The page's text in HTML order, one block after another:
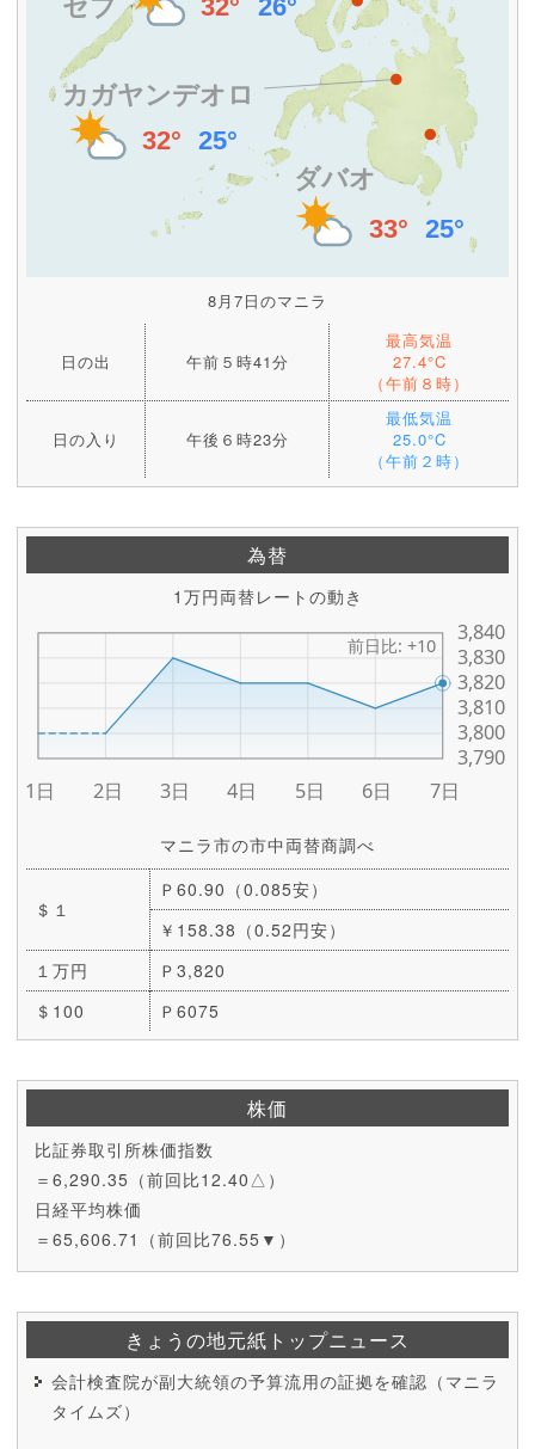
8月7日のマニラ
日の出 午前５時41分
最高気温
27.4°C
（午前８時）
日の入り 午後６時23分
最低気温
25.0°C
（午前２時）
為替
1万円両替レートの動き
マニラ市の市中両替商調べ
＄１
Ｐ60.90（0.085安）
￥158.38（0.52円安）
１万円
Ｐ3,820
＄100
Ｐ6075
株価
比証券取引所株価指数
＝6,290.35（前回比12.40△）
日経平均株価
＝65,606.71（前回比76.55▼）
きょうの地元紙トップニュース
会計検査院が副大統領の予算流用の証拠を確認（マニラ
タイムズ）